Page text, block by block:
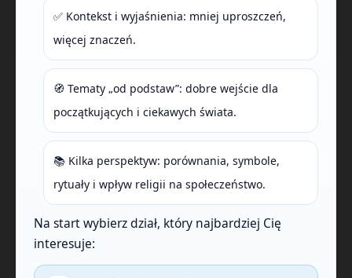
✅ Kontekst i wyjaśnienia: mniej uproszczeń,
więcej znaczeń.
🧭 Tematy „od podstaw”: dobre wejście dla
początkujących i ciekawych świata.
📚 Kilka perspektyw: porównania, symbole,
rytuały i wpływ religii na społeczeństwo.
Na start wybierz dział, który najbardziej Cię
interesuje: